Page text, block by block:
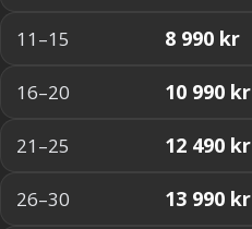
11–15 8 990 kr
16–20 10 990 kr
21–25 12 490 kr
26–30 13 990 kr